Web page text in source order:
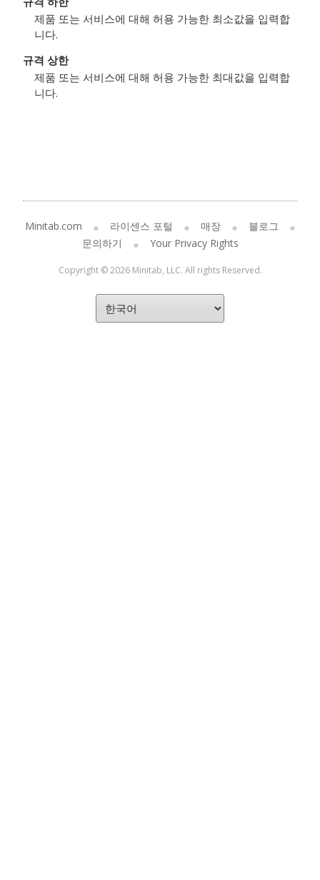
제품 또는 서비스에 대해 허용 가능한 최소값을 입력합
니다.
규격 상한
제품 또는 서비스에 대해 허용 가능한 최대값을 입력합
니다.
Minitab.com 라이센스 포털 매장
블로그
문의하기
Your Privacy Rights
Copyright © 2026 Minitab, LLC. All rights Reserved.